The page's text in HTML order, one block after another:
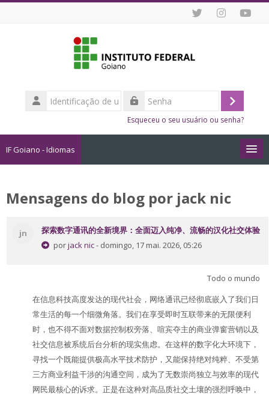
Identificação
de
Acessar
Esqueceu o seu usuário ou senha?
IF Goiano - Idiomas
Como me Inscrever?
Dicas de Estudo Online
Aplicativo Móvel
Buscar
cursos
Mensagens do blog por jack nic
jn
探索数字通讯的全新境界：全面迈入纯净、流畅的汉化社交体验
porjack nic- domingo, 17 mai. 2026, 05:26
Todo o mundo
在信息科技高度发达的现代社会，网络通讯已经彻底嵌入了我们日
常生活的每一个细微角落。我们在享受即时互联带来的无限便利
时，也不得不面对数据控制权旁落、喧宾夺主的商业弹窗营销以及
社交信息被系统后台分析的现实焦虑。在这样的数字化大环境下，
寻找一个既能提供极高水平技术防护，又能保持绝对纯粹、不受第
三方商业利益干涉的沟通空间，成为了无数崇尚独立与效率的现代
网民最核心的诉求。正是在这种对高品质社交土壤的强烈呼唤中，